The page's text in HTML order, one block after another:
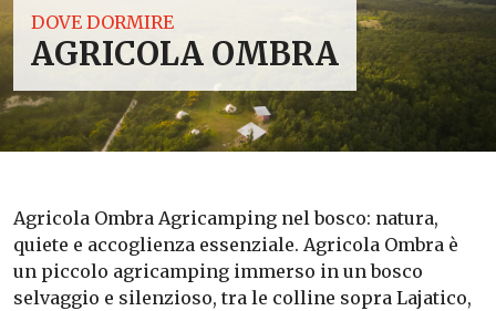
DOVE DORMIRE
AGRICOLA OMBRA
Agricola Ombra Agricamping nel bosco: natura,
quiete e accoglienza essenziale. Agricola Ombra è
un piccolo agricamping immerso in un bosco
selvaggio e silenzioso, tra le colline sopra Lajatico,